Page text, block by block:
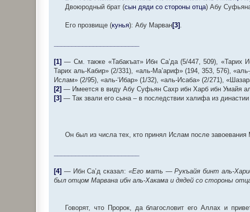
Двоюродный брат (сын дяди со стороны отца) Абу
Его прозвище (кунья): Абу Марван[3]
[1] — См. также «Табакъат» Ибн Са’да (5/447, 509), «Тарих
Тарих аль-Кабир» (2/331), «аль-Ма’ариф» (194, 353, 576),
Ислам» (2/95), «аль-‘Ибар» (1/32), «аль-Исаба» (2/271),
[2] — Имеется в виду Абу Суфьян Сахр ибн Харб ибн Умайя
[3] — Так звали его сына – в последствии халифа из
Он был из числа тех, кто принял Ислам после
[4] — Ибн Са’д сказал: «Его мать — Рукъайя бинт аль-
был отцом Марвана ибн аль-Хакама и дядей со стороны
Говорят, что Пророк, да благословит его Аллах и